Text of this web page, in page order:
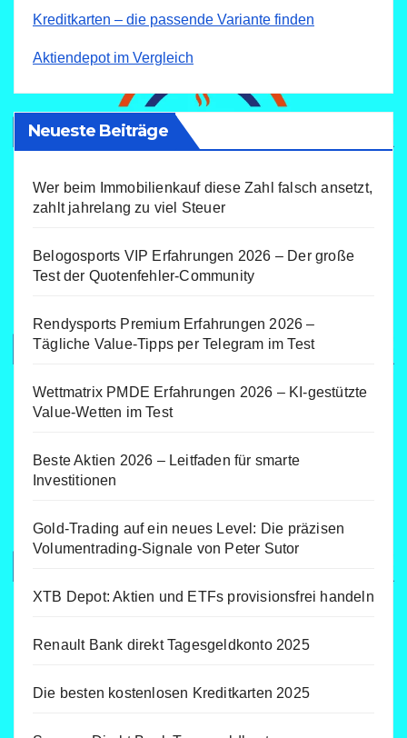
Kreditkarten – die passende Variante finden
Aktiendepot im Vergleich
Neueste Beiträge
Wer beim Immobilienkauf diese Zahl falsch ansetzt,
zahlt jahrelang zu viel Steuer
Belogosports VIP Erfahrungen 2026 – Der große
Test der Quotenfehler-Community
Rendysports Premium Erfahrungen 2026 –
Tägliche Value-Tipps per Telegram im Test
Wettmatrix PMDE Erfahrungen 2026 – KI-gestützte
Value-Wetten im Test
Beste Aktien 2026 – Leitfaden für smarte
Investitionen
Gold-Trading auf ein neues Level: Die präzisen
Volumentrading-Signale von Peter Sutor
XTB Depot: Aktien und ETFs provisionsfrei handeln
Renault Bank direkt Tagesgeldkonto 2025
Die besten kostenlosen Kreditkarten 2025